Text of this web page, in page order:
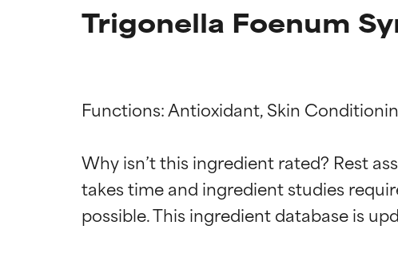
Trigonella Foenum
Functions: Antioxidant, Skin
Why isn’t this ingredient rated? Rest
takes time and ingredient studies
EXCELENTE
EXCELENTE